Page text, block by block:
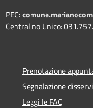
PEC:
Centralino Unico:
Prenotazione
Segnalazione
Leggi le FAQ